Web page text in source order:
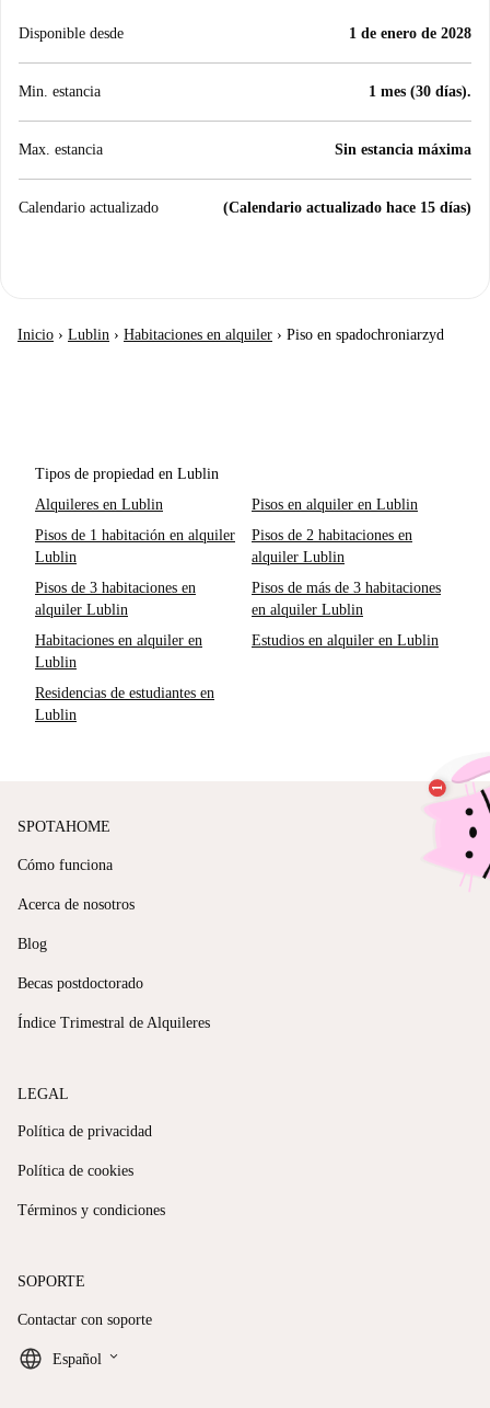
Disponible desde 1 de enero de 2028
Min. estancia 1 mes (30 días).
Max. estancia Sin estancia máxima
Calendario actualizado (Calendario actualizado hace 15 días)
Inicio › Lublin › Habitaciones en alquiler › Piso en spadochroniarzyd
Tipos de propiedad en Lublin
Alquileres en Lublin
Pisos en alquiler en Lublin
Pisos de 1 habitación en alquiler
Lublin
Pisos de 2 habitaciones en
alquiler Lublin
Pisos de 3 habitaciones en
alquiler Lublin
Pisos de más de 3 habitaciones
en alquiler Lublin
Habitaciones en alquiler en
Lublin
Estudios en alquiler en Lublin
Residencias de estudiantes en
Lublin
SPOTAHOME
Cómo funciona
Acerca de nosotros
Blog
Becas postdoctorado
Índice Trimestral de Alquileres
LEGAL
Política de privacidad
Política de cookies
Términos y condiciones
SOPORTE
Contactar con soporte
Español keyboard_arrow_down